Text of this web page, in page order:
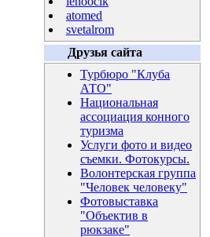
atomed
svetalrom
Друзья сайта
Турбюро "Клуба
АТО"
Национальная
ассоциация конного
туризма
Услуги фото и видео
съемки. Фотокурсы.
Волонтерская группа
"Человек человеку"
Фотовыставка
"Объектив в
рюкзаке"